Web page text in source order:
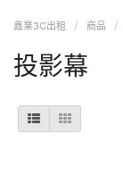
鑫業3C出租 商品
投影幕